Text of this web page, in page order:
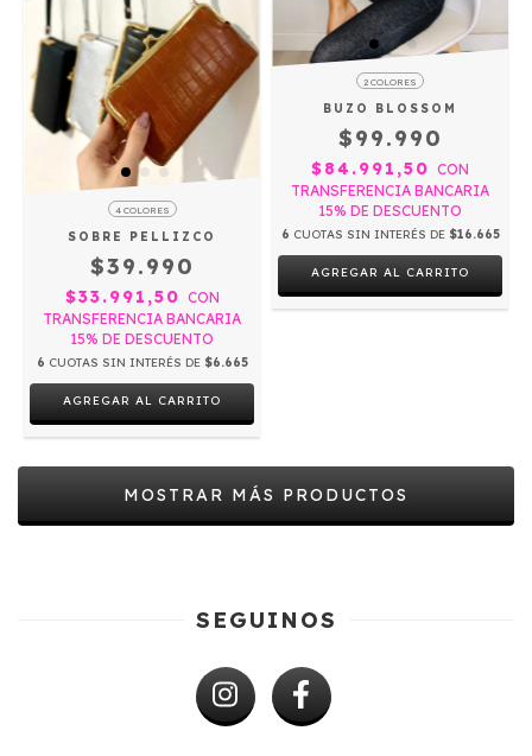
4 COLORES
SOBRE PELLIZCO
$39.990
$33.991,50 CON
TRANSFERENCIA BANCARIA
15% DE DESCUENTO
6 CUOTAS SIN INTERÉS DE $6.665
AGREGAR AL CARRITO
2 COLORES
BUZO BLOSSOM
$99.990
$84.991,50 CON
TRANSFERENCIA BANCARIA
15% DE DESCUENTO
6 CUOTAS SIN INTERÉS DE $16.665
AGREGAR AL CARRITO
MOSTRAR MÁS PRODUCTOS
SEGUINOS